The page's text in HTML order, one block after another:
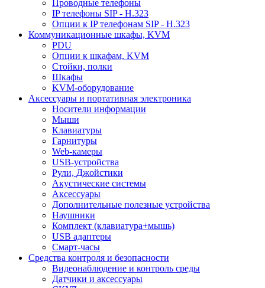
Проводные телефоны
IP телефоны SIP - H.323
Опции к IP телефонам SIP - H.323
Коммуникационные шкафы, KVM
PDU
Опции к шкафам, KVM
Стойки, полки
Шкафы
KVM-оборудование
Аксессуары и портативная электроника
Носители информации
Мыши
Клавиатуры
Гарнитуры
Web-камеры
USB-устройства
Рули, Джойстики
Акустические системы
Аксессуары
Дополнительные полезные устройства
Наушники
Комплект (клавиатура+мышь)
USB адаптеры
Смарт-часы
Средства контроля и безопасности
Видеонаблюдение и контроль среды
Датчики и аксессуары